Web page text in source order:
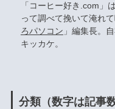
「コーヒー好き.com」
って調べて挽いて淹れ
ろパソコン 」編集長。
キッカケ。
分類（数字は記事数